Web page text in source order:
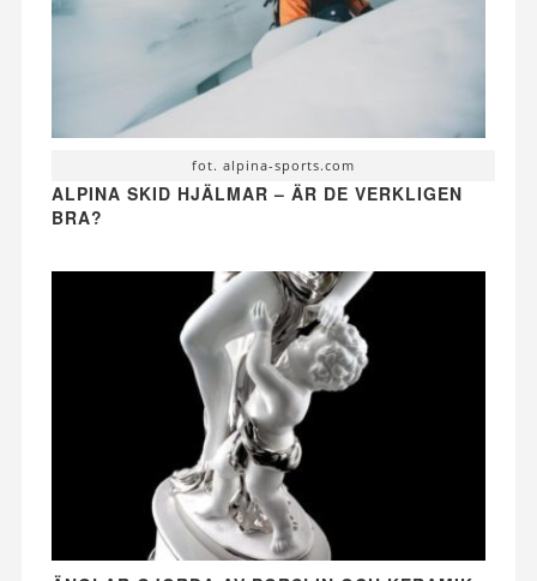
fot. alpina-sports.com
ALPINA SKID HJÄLMAR – ÄR DE VERKLIGEN
BRA?